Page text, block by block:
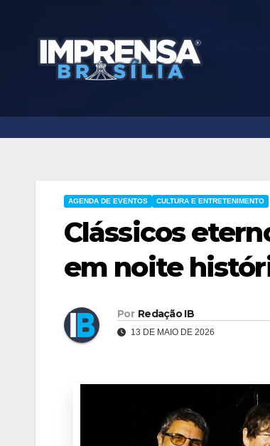
AGENDA DE EVENTOS CULTURA E ENTRETENIMENTO
Clássicos
em noite
Por Redação IB
13 DE MAIO DE 2026